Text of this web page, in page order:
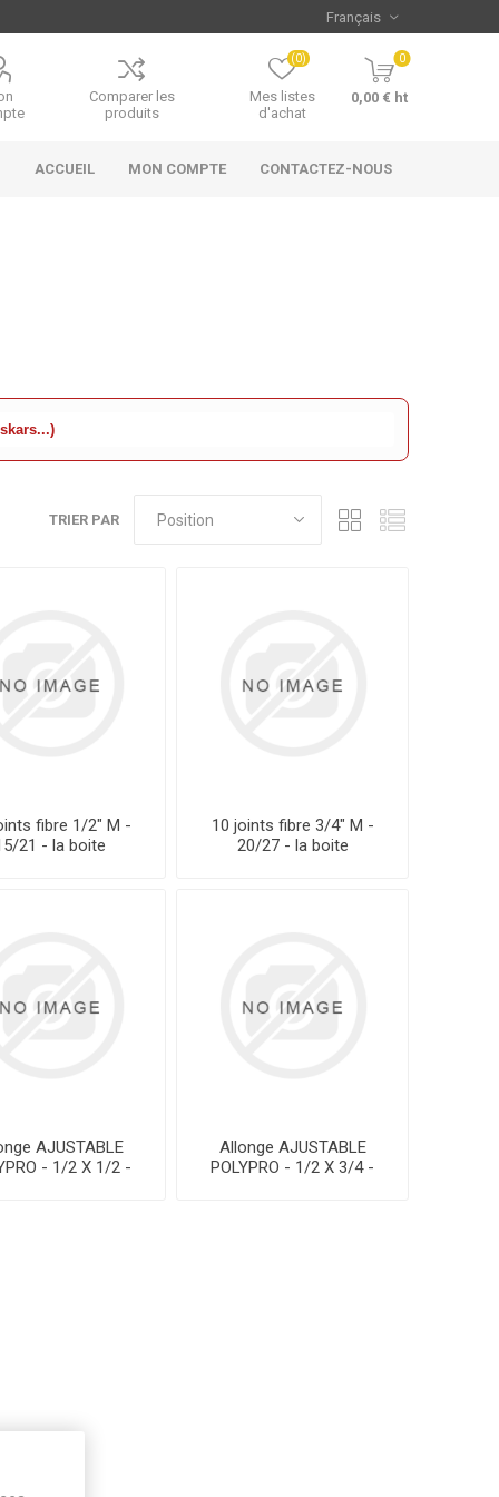
Comparer les
produits
Mes listes
d'achat
(0) 0
0,00 € ht
ACCUEIL MON COMPTE CONTACTEZ-NOUS
TRIER PAR
fibre 1/2" M -
21 - la boite
10 joints fibre 3/4" M -
20/27 - la boite
AJUSTABLE
- 1/2 X 1/2 -
Allonge AJUSTABLE
POLYPRO - 1/2 X 3/4 -